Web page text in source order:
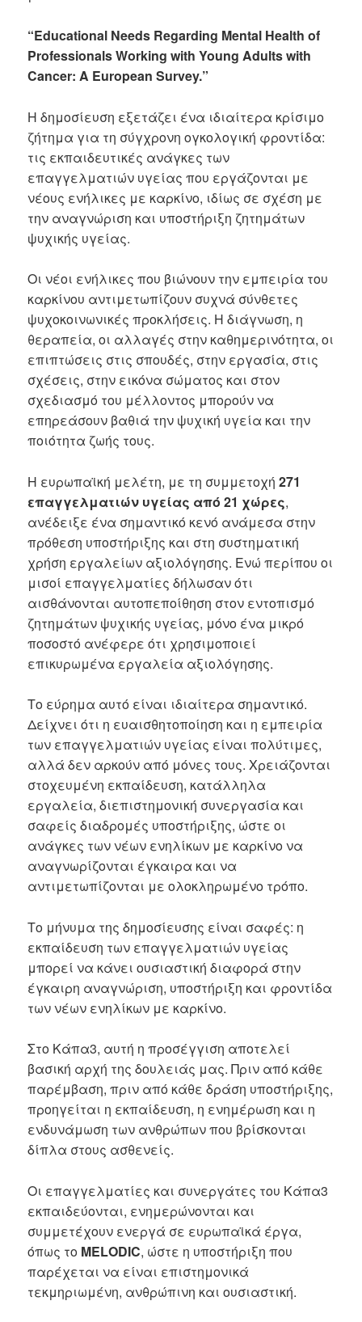
“Educational Needs Regarding Mental Health of
Professionals Working with Young Adults with
Cancer: A European Survey.”
Η δημοσίευση εξετάζει ένα ιδιαίτερα κρίσιμο
ζήτημα για τη σύγχρονη ογκολογική φροντίδα:
τις εκπαιδευτικές ανάγκες των
επαγγελματιών υγείας που εργάζονται με
νέους ενήλικες με καρκίνο, ιδίως σε σχέση με
την αναγνώριση και υποστήριξη ζητημάτων
ψυχικής υγείας.
Οι νέοι ενήλικες που βιώνουν την εμπειρία του
καρκίνου αντιμετωπίζουν συχνά σύνθετες
ψυχοκοινωνικές προκλήσεις. Η διάγνωση, η
θεραπεία, οι αλλαγές στην καθημερινότητα, οι
επιπτώσεις στις σπουδές, στην εργασία, στις
σχέσεις, στην εικόνα σώματος και στον
σχεδιασμό του μέλλοντος μπορούν να
επηρεάσουν βαθιά την ψυχική υγεία και την
ποιότητα ζωής τους.
Η ευρωπαϊκή μελέτη, με τη συμμετοχή271
επαγγελματιών υγείας από 21 χώρες,
ανέδειξε ένα σημαντικό κενό ανάμεσα στην
πρόθεση υποστήριξης και στη συστηματική
χρήση εργαλείων αξιολόγησης. Ενώ περίπου οι
μισοί επαγγελματίες δήλωσαν ότι
αισθάνονται αυτοπεποίθηση στον εντοπισμό
ζητημάτων ψυχικής υγείας, μόνο ένα μικρό
ποσοστό ανέφερε ότι χρησιμοποιεί
επικυρωμένα εργαλεία αξιολόγησης.
Το εύρημα αυτό είναι ιδιαίτερα σημαντικό.
Δείχνει ότι η ευαισθητοποίηση και η εμπειρία
των επαγγελματιών υγείας είναι πολύτιμες,
αλλά δεν αρκούν από μόνες τους. Χρειάζονται
στοχευμένη εκπαίδευση, κατάλληλα
εργαλεία, διεπιστημονική συνεργασία και
σαφείς διαδρομές υποστήριξης, ώστε οι
ανάγκες των νέων ενηλίκων με καρκίνο να
αναγνωρίζονται έγκαιρα και να
αντιμετωπίζονται με ολοκληρωμένο τρόπο.
Το μήνυμα της δημοσίευσης είναι σαφές: η
εκπαίδευση των επαγγελματιών υγείας
μπορεί να κάνει ουσιαστική διαφορά στην
έγκαιρη αναγνώριση, υποστήριξη και φροντίδα
των νέων ενηλίκων με καρκίνο.
Στο Κάπα3, αυτή η προσέγγιση αποτελεί
βασική αρχή της δουλειάς μας. Πριν από κάθε
παρέμβαση, πριν από κάθε δράση υποστήριξης,
προηγείται η εκπαίδευση, η ενημέρωση και η
ενδυνάμωση των ανθρώπων που βρίσκονται
δίπλα στους ασθενείς.
Οι επαγγελματίες και συνεργάτες του Κάπα3
εκπαιδεύονται, ενημερώνονται και
συμμετέχουν ενεργά σε ευρωπαϊκά έργα,
όπως το MELODIC, ώστε η υποστήριξη που
παρέχεται να είναι επιστημονικά
τεκμηριωμένη, ανθρώπινη και ουσιαστική.